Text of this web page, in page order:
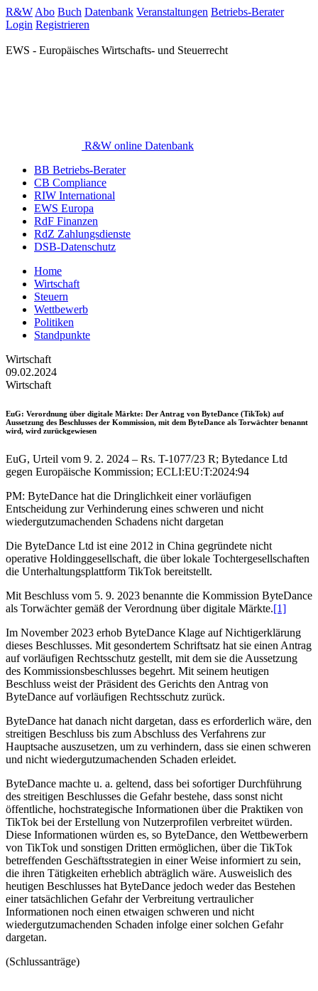
R&W Abo Buch Datenbank Veranstaltungen Betriebs-Berater
Login Registrieren
EWS - Europäisches Wirtschafts- und Steuerrecht
R&W online Datenbank
BB Betriebs-Berater
CB Compliance
RIW International
EWS Europa
RdF Finanzen
RdZ Zahlungsdienste
DSB-Datenschutz
Home
Wirtschaft
Steuern
Wettbewerb
Politiken
Standpunkte
Wirtschaft
09.02.2024
Wirtschaft
EuG: Verordnung über digitale Märkte: Der Antrag von ByteDance (TikTok) auf
Aussetzung des Beschlusses der Kommission, mit dem ByteDance als Torwächter benannt
wird, wird zurückgewiesen
EuG, Urteil vom 9. 2. 2024 – Rs. T-1077/23 R; Bytedance Ltd
gegen Europäische Kommission; ECLI:EU:T:2024:94
PM: ByteDance hat die Dringlichkeit einer vorläufigen
Entscheidung zur Verhinderung eines schweren und nicht
wiedergutzumachenden Schadens nicht dargetan
Die ByteDance Ltd ist eine 2012 in China gegründete nicht
operative Holdinggesellschaft, die über lokale Tochtergesellschaften
die Unterhaltungsplattform TikTok bereitstellt.
Mit Beschluss vom 5. 9. 2023 benannte die Kommission ByteDance
als Torwächter gemäß der Verordnung über digitale Märkte.[1]
Im November 2023 erhob ByteDance Klage auf Nichtigerklärung
dieses Beschlusses. Mit gesondertem Schriftsatz hat sie einen Antrag
auf vorläufigen Rechtsschutz gestellt, mit dem sie die Aussetzung
des Kommissionsbeschlusses begehrt. Mit seinem heutigen
Beschluss weist der Präsident des Gerichts den Antrag von
ByteDance auf vorläufigen Rechtsschutz zurück.
ByteDance hat danach nicht dargetan, dass es erforderlich wäre, den
streitigen Beschluss bis zum Abschluss des Verfahrens zur
Hauptsache auszusetzen, um zu verhindern, dass sie einen schweren
und nicht wiedergutzumachenden Schaden erleidet.
ByteDance machte u. a. geltend, dass bei sofortiger Durchführung
des streitigen Beschlusses die Gefahr bestehe, dass sonst nicht
öffentliche, hochstrategische Informationen über die Praktiken von
TikTok bei der Erstellung von Nutzerprofilen verbreitet würden.
Diese Informationen würden es, so ByteDance, den Wettbewerbern
von TikTok und sonstigen Dritten ermöglichen, über die TikTok
betreffenden Geschäftsstrategien in einer Weise informiert zu sein,
die ihren Tätigkeiten erheblich abträglich wäre. Ausweislich des
heutigen Beschlusses hat ByteDance jedoch weder das Bestehen
einer tatsächlichen Gefahr der Verbreitung vertraulicher
Informationen noch einen etwaigen schweren und nicht
wiedergutzumachenden Schaden infolge einer solchen Gefahr
dargetan.
(Schlussanträge)